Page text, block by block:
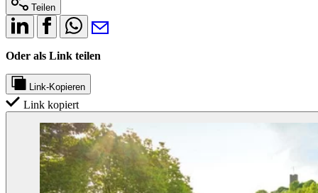
Teilen
Oder als Link teilen
Link-Kopieren
Link kopiert